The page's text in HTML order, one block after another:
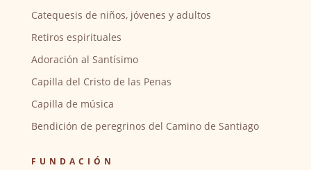
Catequesis de niños, jóvenes y adultos
Retiros espirituales
Adoración al Santísimo
Capilla del Cristo de las Penas
Capilla de música
Bendición de peregrinos del Camino de Santiago
FUNDACIÓN